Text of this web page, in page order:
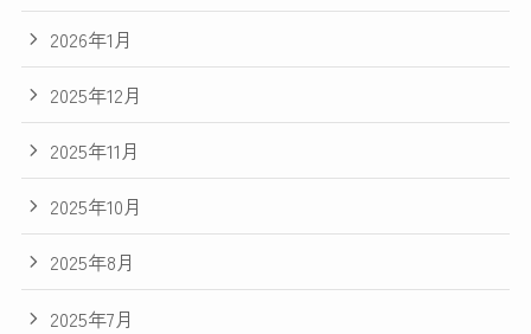
2026年1月
2025年12月
2025年11月
2025年10月
2025年8月
2025年7月